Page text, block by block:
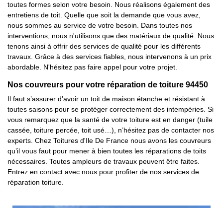
toutes formes selon votre besoin. Nous réalisons également des
entretiens de toit. Quelle que soit la demande que vous avez,
nous sommes au service de votre besoin. Dans toutes nos
interventions, nous n'utilisons que des matériaux de qualité. Nous
tenons ainsi à offrir des services de qualité pour les différents
travaux. Grâce à des services fiables, nous intervenons à un prix
abordable. N'hésitez pas faire appel pour votre projet.
Nos couvreurs pour votre réparation de toiture 94450
Il faut s’assurer d’avoir un toit de maison étanche et résistant à
toutes saisons pour se protéger correctement des intempéries. Si
vous remarquez que la santé de votre toiture est en danger (tuile
cassée, toiture percée, toit usé…), n’hésitez pas de contacter nos
experts. Chez Toitures d'Ile De France nous avons les couvreurs
qu’il vous faut pour mener à bien toutes les réparations de toits
nécessaires. Toutes ampleurs de travaux peuvent être faites.
Entrez en contact avec nous pour profiter de nos services de
réparation toiture.